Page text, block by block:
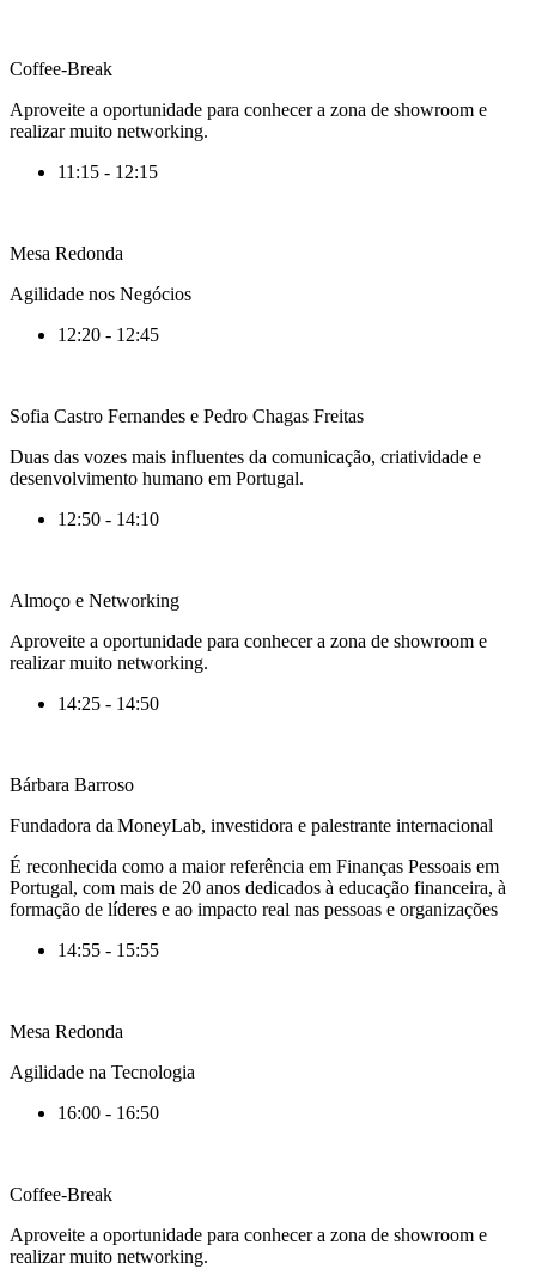
Coffee-Break
Aproveite a oportunidade para conhecer a zona de showroom e
realizar muito networking.
11:15 - 12:15
Mesa Redonda
Agilidade nos Negócios
12:20 - 12:45
Sofia Castro Fernandes e Pedro Chagas Freitas
Duas das vozes mais influentes da comunicação, criatividade e
desenvolvimento humano em Portugal.
12:50 - 14:10
Almoço e Networking
Aproveite a oportunidade para conhecer a zona de showroom e
realizar muito networking.
14:25 - 14:50
Bárbara Barroso
Fundadora da MoneyLab, investidora e palestrante internacional
É reconhecida como a maior referência em Finanças Pessoais em
Portugal, com mais de 20 anos dedicados à educação financeira, à
formação de líderes e ao impacto real nas pessoas e organizações
14:55 - 15:55
Mesa Redonda
Agilidade na Tecnologia
16:00 - 16:50
Coffee-Break
Aproveite a oportunidade para conhecer a zona de showroom e
realizar muito networking.